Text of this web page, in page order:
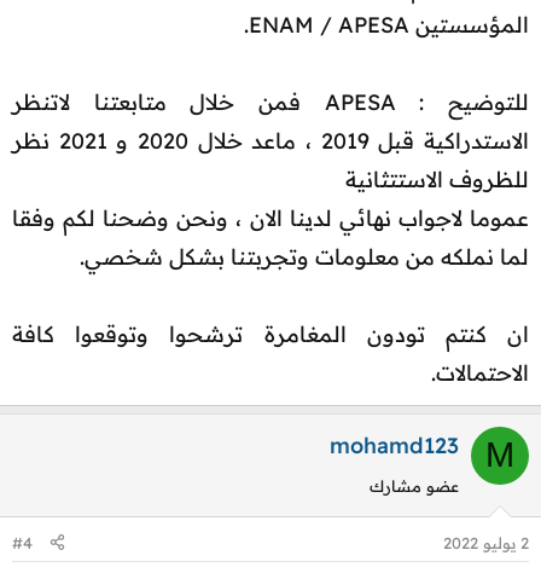
المؤسستين ENAM / APESA.
للتوضيح : APESA فمن خلال متابعتنا لاتنظر
الاستدراكية قبل 2019 ، ماعد خلال 2020 و 2021 نظر
للظروف الاستتثانية
عموما لاجواب نهائي لدينا الان ، ونحن وضحنا لكم وفقا
لما نملكه من معلومات وتجربتنا بشكل شخصي.
ان كنتم تودون المغامرة ترشحوا وتوقعوا كافة
الاحتمالات.​
M
mohamd123
عضو مشارك
2 يوليو 2022 #4